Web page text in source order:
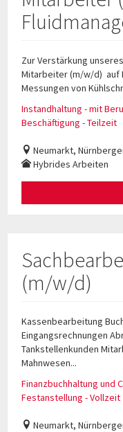
Zur Verstärkung
Mitarbeiter (m/w/d) auf
Messungen von
Instandhaltung - mit
Beschäftigung - Teilzeit
Neumarkt,
Hybrides Arbeiten
(m/w/d)
Kassenbearbeitung
Eingangsrechnungen
Tankstellenkunden
Mahnwesen...
Finanzbuchhaltung und
Festanstellung - Vollzeit
Neumarkt,